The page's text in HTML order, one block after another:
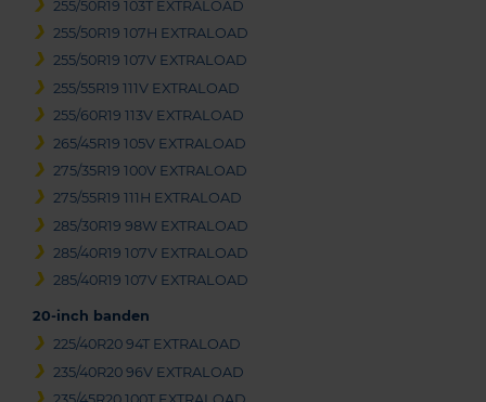
255/50R19 103T EXTRALOAD
255/50R19 107H EXTRALOAD
255/50R19 107V EXTRALOAD
255/55R19 111V EXTRALOAD
255/60R19 113V EXTRALOAD
265/45R19 105V EXTRALOAD
275/35R19 100V EXTRALOAD
275/55R19 111H EXTRALOAD
285/30R19 98W EXTRALOAD
285/40R19 107V EXTRALOAD
285/40R19 107V EXTRALOAD
20-inch banden
225/40R20 94T EXTRALOAD
235/40R20 96V EXTRALOAD